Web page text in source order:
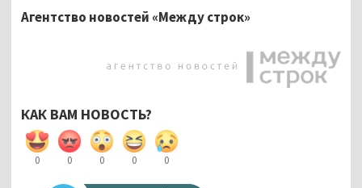
Агентство новостей «Между строк»
КАК ВАМ НОВОСТЬ?
0 0 0 0 0